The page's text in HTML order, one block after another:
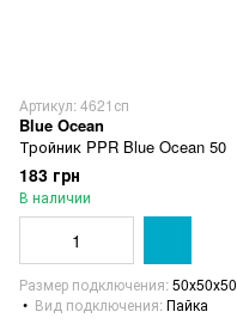
Артикул: 4621сп
Blue Ocean
Тройник PPR Blue Ocean 50
183 грн
В наличии
Размер подключения 50х50х50
Вид подключения Пайка